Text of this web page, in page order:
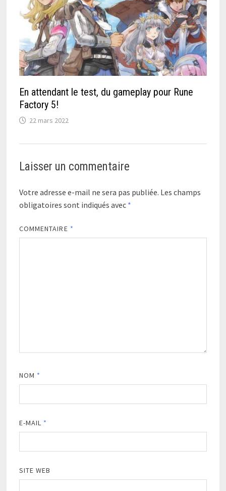
En attendant le test, du gameplay pour Rune
Factory 5!
22 mars 2022
Laisser un commentaire
Votre adresse e-mail ne sera pas publiée. Les champs
obligatoires sont indiqués avec *
COMMENTAIRE *
NOM *
E-MAIL *
SITE WEB